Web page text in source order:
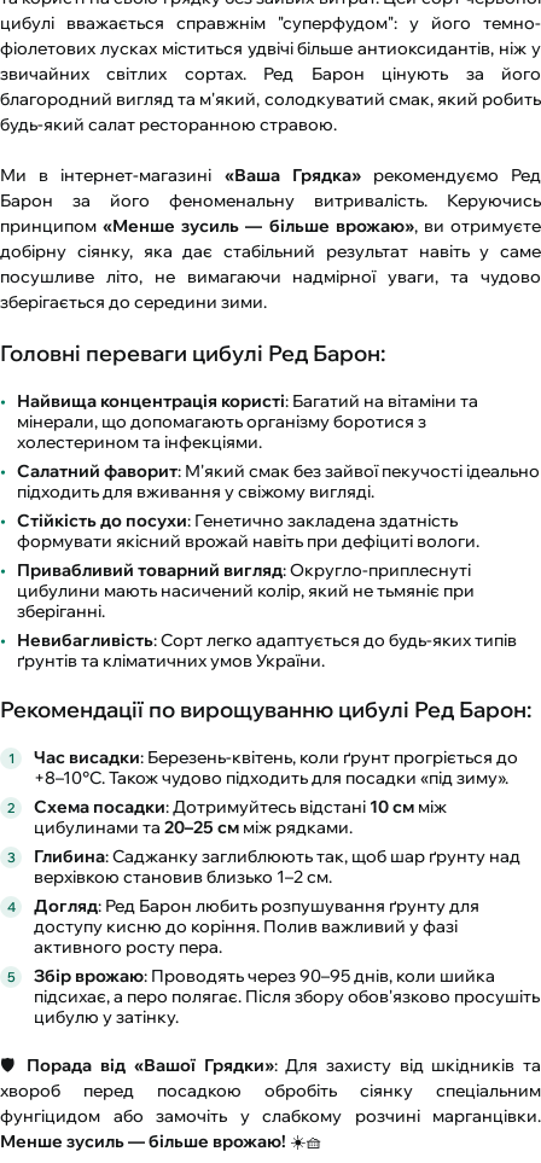
цибулі вважається справжнім "суперфудом": у його темно-
фіолетових лусках міститься удвічі більше антиоксидантів, ніж у
звичайних світлих сортах. Ред Барон цінують за його
благородний вигляд та м'який, солодкуватий смак, який робить
будь-який салат ресторанною стравою.
Ми в інтернет-магазині «Ваша Грядка»рекомендуємо Ред
Барон за його феноменальну витривалість. Керуючись
принципом«Менше зусиль — більше врожаю», ви отримуєте
добірну сіянку, яка дає стабільний результат навіть у саме
посушливе літо, не вимагаючи надмірної уваги, та чудово
зберігається до середини зими.
Головні переваги цибулі Ред Барон:
Найвища концентрація користі: Багатий на вітаміни та
мінерали, що допомагають організму боротися з
холестерином та інфекціями.
Салатний фаворит: М'який смак без зайвої пекучості ідеально
підходить для вживання у свіжому вигляді.
Стійкість до посухи: Генетично закладена здатність
формувати якісний врожай навіть при дефіциті вологи.
Привабливий товарний вигляд: Округло-приплеснуті
цибулини мають насичений колір, який не тьмяніє при
зберіганні.
Невибагливість: Сорт легко адаптується до будь-яких типів
ґрунтів та кліматичних умов України.
Рекомендації по вирощуванню цибулі Ред Барон:
Час висадки: Березень-квітень, коли ґрунт прогріється до
+8–10°C. Також чудово підходить для посадки «під зиму».
Схема посадки: Дотримуйтесь відстані 10 см між
цибулинами та 20–25 см між рядками.
Глибина: Саджанку заглиблюють так, щоб шар ґрунту над
верхівкою становив близько 1–2 см.
Догляд: Ред Барон любить розпушування ґрунту для
доступу кисню до коріння. Полив важливий у фазі
активного росту пера.
Збір врожаю: Проводять через 90–95 днів, коли шийка
підсихає, а перо полягає. Після збору обов'язково просушіть
цибулю у затінку.
🛡️ Порада від «Вашої Грядки»: Для захисту від шкідників та
хвороб перед посадкою обробіть сіянку спеціальним
фунгіцидом або замочіть у слабкому розчині марганцівки.
Менше зусиль — більше врожаю! ☀️🧺